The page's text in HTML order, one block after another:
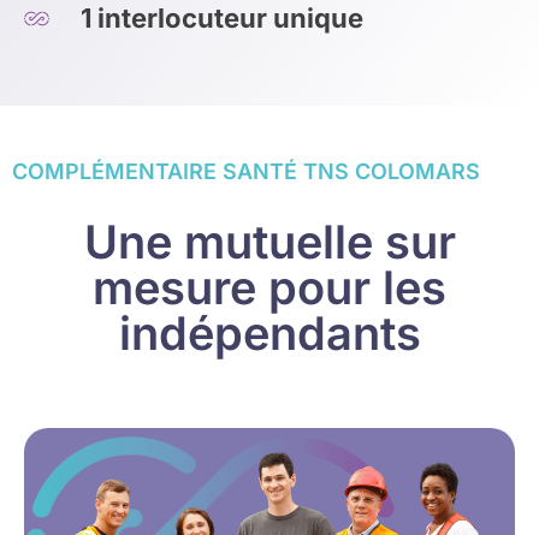
1 interlocuteur unique
COMPLÉMENTAIRE SANTÉ TNS COLOMARS
Une mutuelle sur
mesure pour les
indépendants